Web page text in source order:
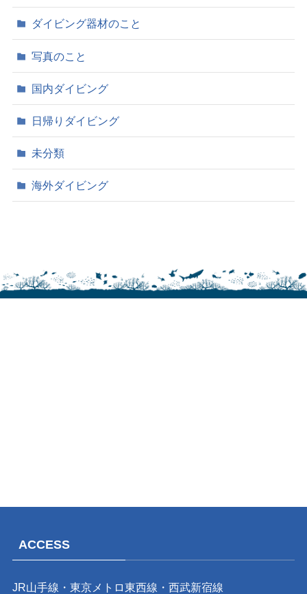
ダイビング器材のこと
写真のこと
国内ダイビング
日帰りダイビング
未分類
海外ダイビング
ACCESS
JR山手線・東京メトロ東西線・西武新宿線